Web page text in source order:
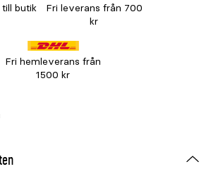
butik
Fri leverans från 700
kr
Fri hemleverans från
1500 kr